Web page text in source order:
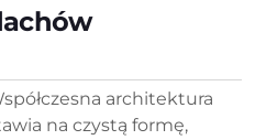
architektura
na czystą formę,